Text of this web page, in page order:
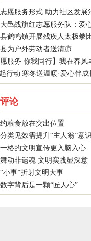
愿服务形式 助力社区发展
邑战旗红志愿服务队：爱
家路
鹤鸣镇开展残疾人太极拳
为户外劳动者送清凉
愿服务 你我同行】我在春风
行动|寒冬送温暖·爱心伴
论
粮食放在突出位置
类见效需提升“主人翁”意识
格的文明宣传更入脑入心
动非遗魂 文明实践显深意
小事”折射文明大事
字背后是一颗“匠人心”